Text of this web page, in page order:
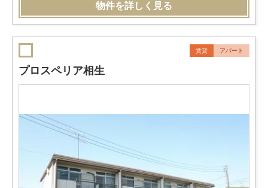
物件を詳しく見る
賃貸 アパート
プロスペリア相生